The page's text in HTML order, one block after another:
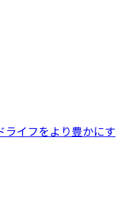
イフをより豊かにす